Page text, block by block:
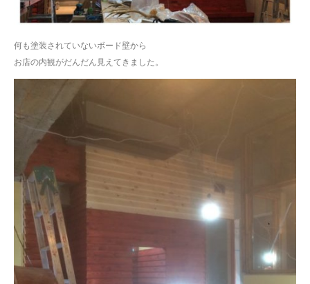
何も塗装されていないボード壁から
お店の内観がだんだん見えてきました。